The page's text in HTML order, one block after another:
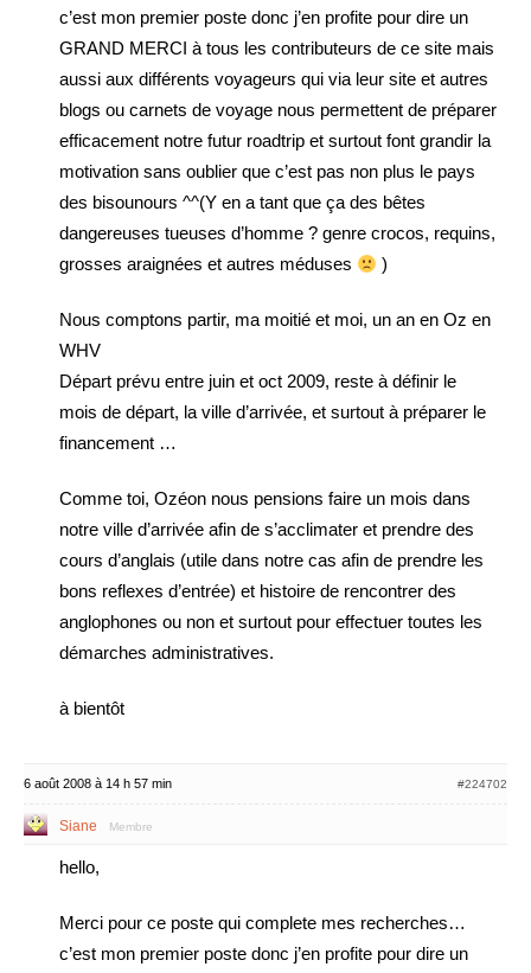
c’est mon premier poste donc j’en profite pour dire un
GRAND MERCI à tous les contributeurs de ce site mais
aussi aux différents voyageurs qui via leur site et autres
blogs ou carnets de voyage nous permettent de préparer
efficacement notre futur roadtrip et surtout font grandir la
motivation sans oublier que c’est pas non plus le pays
des bisounours ^^(Y en a tant que ça des bêtes
dangereuses tueuses d’homme ? genre crocos, requins,
grosses araignées et autres méduses
)
Nous comptons partir, ma moitié et moi, un an en Oz en
WHV
Départ prévu entre juin et oct 2009, reste à définir le
mois de départ, la ville d’arrivée, et surtout à préparer le
financement …
Comme toi, Ozéon nous pensions faire un mois dans
notre ville d’arrivée afin de s’acclimater et prendre des
cours d’anglais (utile dans notre cas afin de prendre les
bons reflexes d’entrée) et histoire de rencontrer des
anglophones ou non et surtout pour effectuer toutes les
démarches administratives.
à bientôt
6 août 2008 à 14 h 57 min #224702
Siane Membre
hello,
Merci pour ce poste qui complete mes recherches…
c’est mon premier poste donc j’en profite pour dire un